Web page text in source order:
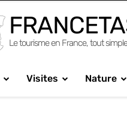
Le tourisme en France, tout
Visites Nature